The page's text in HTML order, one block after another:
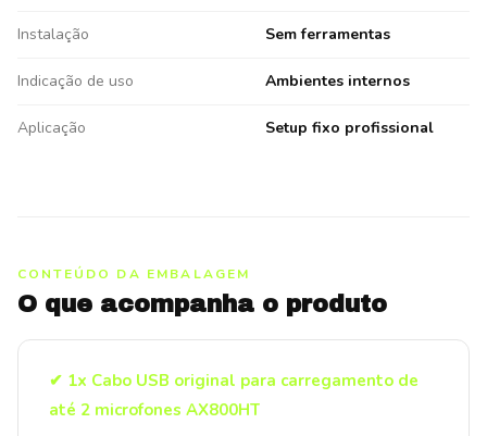
Instalação Sem ferramentas
Indicação de uso Ambientes internos
Aplicação Setup fixo profissional
CONTEÚDO DA EMBALAGEM
O que acompanha o produto
✔ 1x Cabo USB original para carregamento de
até 2 microfones AX800HT